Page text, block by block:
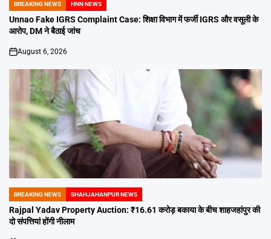
POSTED
IN
BREAKING NEWS HNN NEWS
Unnao Fake IGRS Complaint Case: शिक्षा विभाग में फर्जी IGRS और वसूली के
आरोप, DM ने बैठाई जांच
on
August 6, 2026
POSTED
IN
BREAKING NEWS SHAHJAHANPUR NEWS
Rajpal Yadav Property Auction: ₹16.61 करोड़ बकाया के बीच शाहजहांपुर की
दो संपत्तियां होंगी नीलाम